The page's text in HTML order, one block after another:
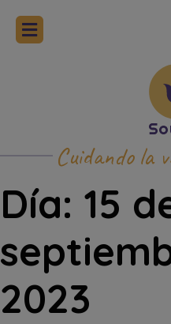
Cuidando la
Día: 15
2023